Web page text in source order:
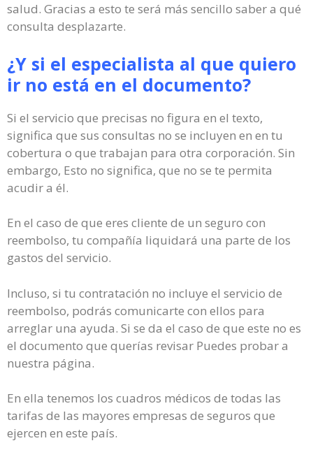
salud. Gracias a esto te será más sencillo saber a qué
consulta desplazarte.
¿Y si el especialista al que quiero
ir no está en el documento?
Si el servicio que precisas no figura en el texto,
significa que sus consultas no se incluyen en en tu
cobertura o que trabajan para otra corporación. Sin
embargo, Esto no significa, que no se te permita
acudir a él.
En el caso de que eres cliente de un seguro con
reembolso, tu compañía liquidará una parte de los
gastos del servicio.
Incluso, si tu contratación no incluye el servicio de
reembolso, podrás comunicarte con ellos para
arreglar una ayuda. Si se da el caso de que este no es
el documento que querías revisar Puedes probar a
nuestra página.
En ella tenemos los cuadros médicos de todas las
tarifas de las mayores empresas de seguros que
ejercen en este país.